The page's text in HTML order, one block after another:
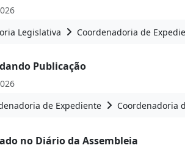
Legislativa
Coordenadoria de
Publicação
de Expediente
Coordenadoria
no Diário da Assembleia